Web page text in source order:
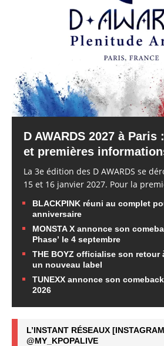
D AWARDS 2027 à
et premières
La 3e édition des D AWARDS se
15 et 16 janvier 2027. Pour la
BLACKPINK réuni au complet
anniversaire
MONSTA X annonce son
Phase’ le 4 septembre
THE BOYZ officialise son retour
un nouveau label
TUNEXX annonce son
2026
L’INSTANT RÉSEAUX
@MY_KPOPALIVE